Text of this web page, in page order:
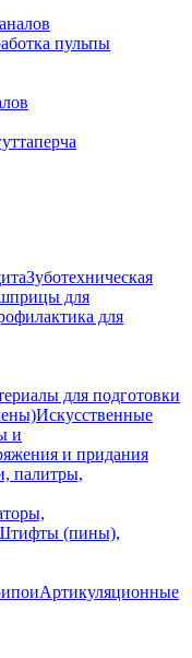
пульпы
Зуботехническая
для
для
для подготовки
Искусственные
и
и придания
палитры,
(пины),
Артикуляционные